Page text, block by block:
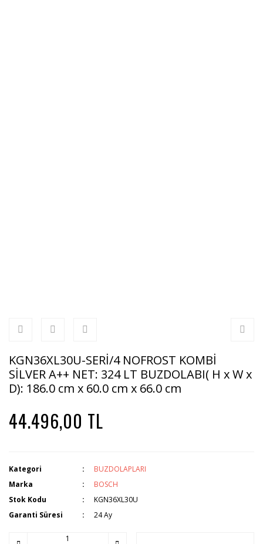
KGN36XL30U-SERİ/4 NOFROST KOMBİ
SİLVER A++ NET: 324 LT BUZDOLABI( H x W x
D): 186.0 cm x 60.0 cm x 66.0 cm
44.496,00 TL
Kategori
BUZDOLAPLARI
Marka
BOSCH
Stok Kodu
KGN36XL30U
Garanti Süresi
24 Ay